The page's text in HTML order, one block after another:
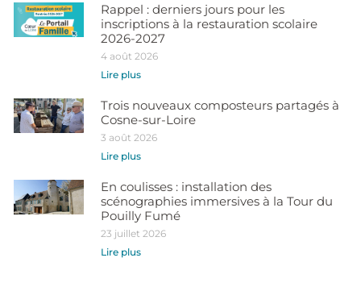
Rappel : derniers jours pour les
inscriptions à la restauration scolaire
2026-2027
4 août 2026
Lire plus
Trois nouveaux composteurs partagés à
Cosne-sur-Loire
3 août 2026
Lire plus
En coulisses : installation des
scénographies immersives à la Tour du
Pouilly Fumé
23 juillet 2026
Lire plus